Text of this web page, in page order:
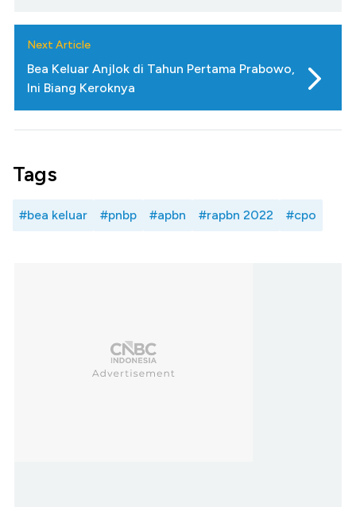
Next Article
Bea Keluar Anjlok di Tahun Pertama Prabowo,
Ini Biang Keroknya
Tags
#bea keluar #pnbp #apbn #rapbn 2022 #cpo